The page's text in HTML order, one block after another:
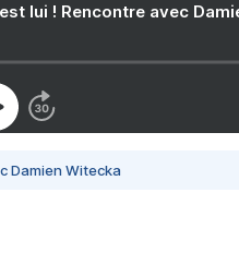
lui ! Rencontre avec
Damien Witecka